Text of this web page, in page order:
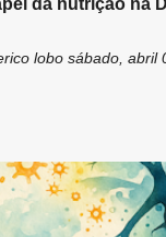
lobo sábado, abril